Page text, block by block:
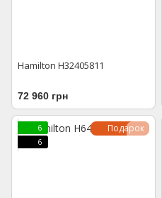
Hamilton H32405811
72 960 грн
Подарок
6
6